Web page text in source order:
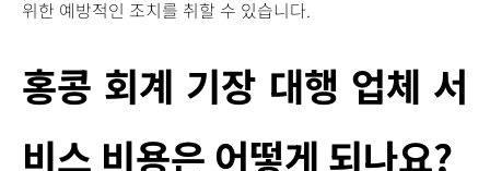
위한 예방적인 조치를 취할 수 있습니다.
홍콩 회계 기장 대행 업체 서
비스 비용은 어떻게 되나요?